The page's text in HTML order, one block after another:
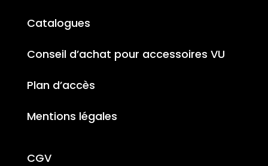
Catalogues
Conseil d’achat pour accessoires VU
Plan d’accès
Mentions légales
CGV